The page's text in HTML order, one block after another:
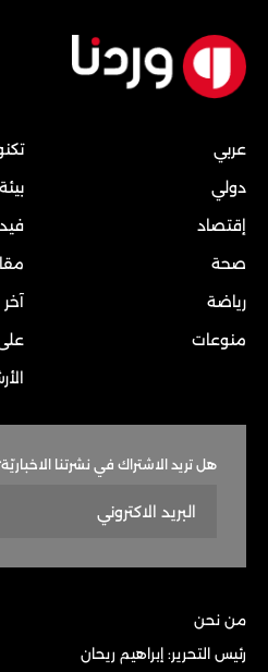
عربي
دولي
إقتصاد
صحة
رياضة
منوعات
بيئة
آخر
هل تريد الاشتراك في نشرتنا
من نحن
رئيس التحرير: إبراهيم ريحان